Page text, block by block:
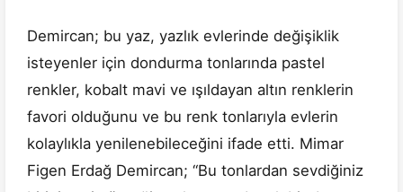
Demircan; bu yaz, yazlık evlerinde değişiklik
isteyenler için dondurma tonlarında pastel
renkler, kobalt mavi ve ışıldayan altın renklerin
favori olduğunu ve bu renk tonlarıyla evlerin
kolaylıkla yenilenebileceğini ifade etti. Mimar
Figen Erdağ Demircan; “Bu tonlardan sevdiğiniz